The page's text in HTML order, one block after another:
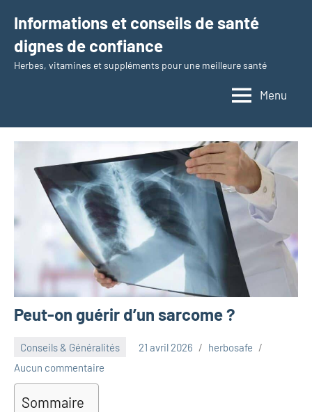
contenu
Informations et conseils de santé
dignes de confiance
Herbes, vitamines et suppléments pour une meilleure santé
Menu
Peut-on guérir d’un sarcome ?
Conseils & Généralités 21 avril 2026
herbosafe
Aucun commentaire
Sommaire